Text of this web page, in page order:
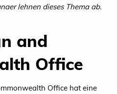
lehnen dieses Thema ab.
and
Office
Office hat eine